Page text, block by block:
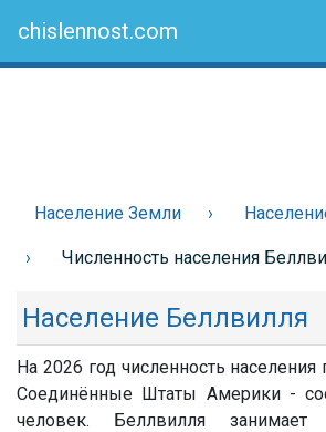
chislennost.com
Население Земли
Численность населения
Население Беллвилля
На 2026 год численность населения
Соединённые Штаты Америки -
человек. Беллвилля